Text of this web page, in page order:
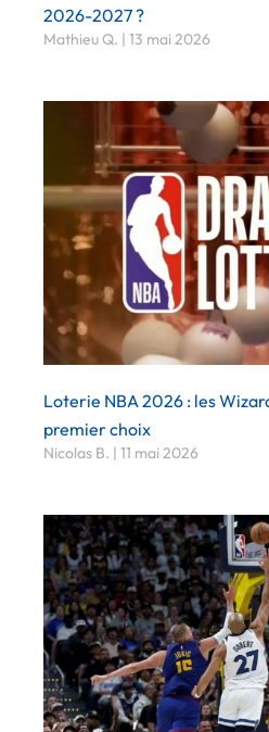
2026-2027 ?
Mathieu Q. 13 mai 2026
Loterie NBA 2026 : les
premier choix
Nicolas B. 11 mai 2026